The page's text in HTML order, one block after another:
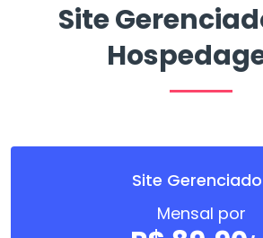
Site
Site
Mensal por